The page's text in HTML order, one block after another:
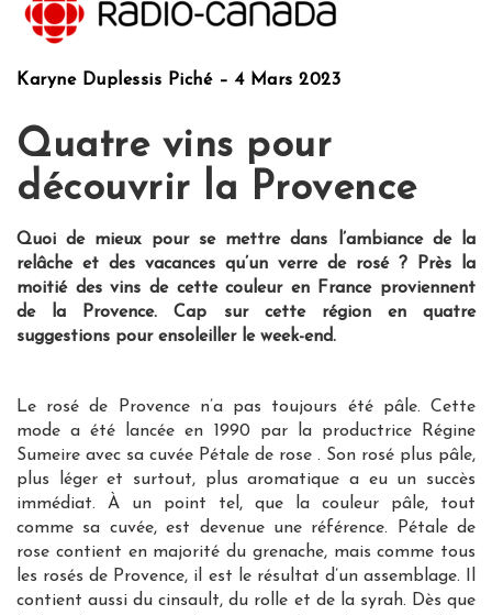
Karyne Duplessis Piché – 4 Mars 2023
Quatre vins pour
découvrir la Provence
Quoi de mieux pour se mettre dans l’ambiance de la
relâche et des vacances qu’un verre de rosé ? Près la
moitié des vins de cette couleur en France proviennent
de la Provence. Cap sur cette région en quatre
suggestions pour ensoleiller le week-end.
Le rosé de Provence n’a pas toujours été pâle. Cette
mode a été lancée en 1990 par la productrice Régine
Sumeire avec sa cuvée Pétale de rose . Son rosé plus pâle,
plus léger et surtout, plus aromatique a eu un succès
immédiat. À un point tel, que la couleur pâle, tout
comme sa cuvée, est devenue une référence. Pétale de
rose contient en majorité du grenache, mais comme tous
les rosés de Provence, il est le résultat d’un assemblage. Il
contient aussi du cinsault, du rolle et de la syrah. Dès que